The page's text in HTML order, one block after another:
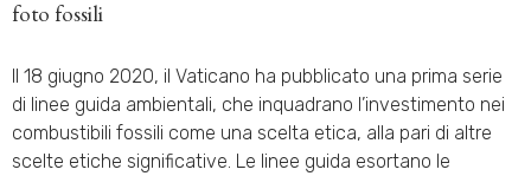
foto fossili
Il 18 giugno 2020, il Vaticano ha pubblicato una prima serie
di linee guida ambientali, che inquadrano l’investimento nei
combustibili fossili come una scelta etica, alla pari di altre
scelte etiche significative. Le linee guida esortano le